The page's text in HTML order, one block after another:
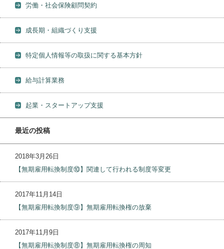
労働・社会保険顧問契約
成長期・組織づくり支援
特定個人情報等の取扱に関する基本方針
給与計算業務
起業・スタートアップ支援
最近の投稿
2018年3月26日
【無期雇用転換制度⑩】関連して行われる制度等変更
2017年11月14日
【無期雇用転換制度⑨】無期雇用転換権の放棄
2017年11月9日
【無期雇用転換制度⑧】無期雇用転換権の周知